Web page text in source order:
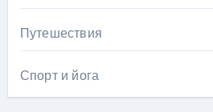
Путешествия
Спорт и йога